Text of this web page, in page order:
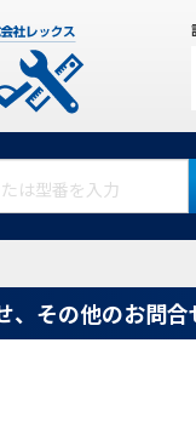
、その他のお問合